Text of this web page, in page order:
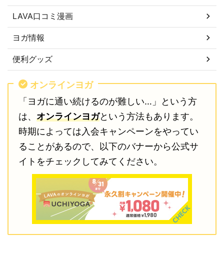
LAVA口コミ漫画
ヨガ情報
便利グッズ
オンラインヨガ
「ヨガに通い続けるのが難しい…」という方
は、 オンラインヨガという方法もあります。
時期によっては入会キャンペーンをやってい
ることがあるので、以下のバナーから公式サ
イトをチェックしてみてください。